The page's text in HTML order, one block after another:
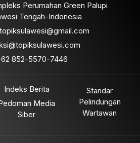
Perumahan Green Palupi
Tengah-Indonesia
852-5570-7446
Indeks Berita
Media
Siber
Standar
Pelindungan
Wartawan